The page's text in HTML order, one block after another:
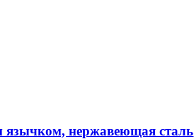
язычком, нержавеющая сталь